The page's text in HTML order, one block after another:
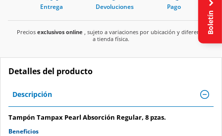
Entrega Devoluciones Pago
Precios exclusivos online , sujeto a variaciones por ubicación y diferente
a tienda física.
Detalles del producto
Descripción
Tampón Tampax Pearl Absorción Regular, 8 pzas.
Beneficios
Boletín